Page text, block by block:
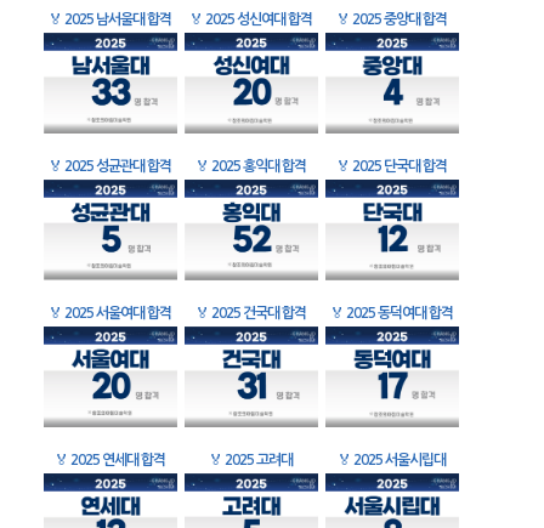
🏅 2025 남서울대 합격 🏅 2025 성신여대 합격 🏅 2025 중앙대 합격
🏅 2025 성균관대 합격 🏅 2025 홍익대 합격 🏅 2025 단국대 합격
🏅 2025 서울여대 합격 🏅 2025 건국대 합격 🏅 2025 동덕여대 합격
🏅 2025 연세대 합격 🏅 2025 고려대 🏅 2025 서울시립대